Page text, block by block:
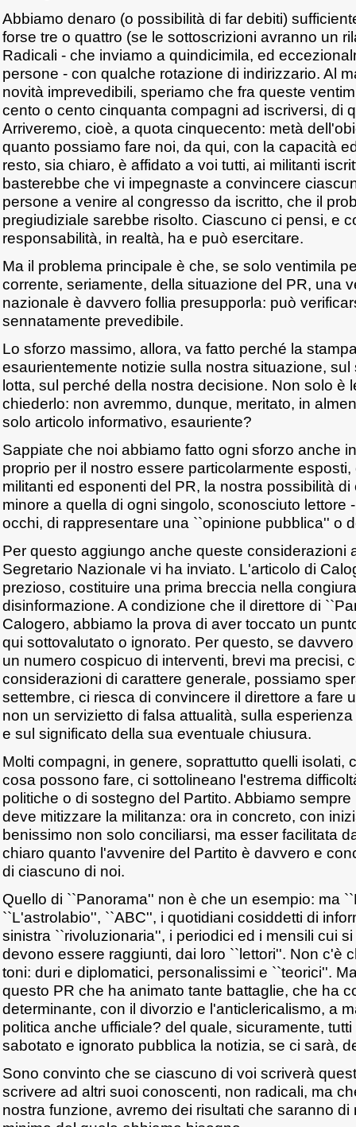
Abbiamo denaro (o possibilità di far debiti)
forse tre o quattro (se le sottoscrizioni avranno un
Radicali - che inviamo a quindicimila, ed
persone - con qualche rotazione di indirizzario. Al
novità imprevedibili, speriamo che fra queste
cento o cento cinquanta compagni ad iscriversi, di
Arriveremo, cioè, a quota cinquecento: metà
quanto possiamo fare noi, da qui, con la capacità
resto, sia chiaro, è affidato a voi tutti, ai militanti
basterebbe che vi impegnaste a convincere
persone a venire al congresso da iscritto, che il
pregiudiziale sarebbe risolto. Ciascuno ci pensi, e
responsabilità, in realtà, ha e può esercitare.
Ma il problema principale è che, se solo ventimila
corrente, seriamente, della situazione del PR, una
nazionale è davvero follia presupporla: può
sennatamente prevedibile.
Lo sforzo massimo, allora, va fatto perché la
esaurientemente notizie sulla nostra situazione,
lotta, sul perché della nostra decisione. Non solo è
chiederlo: non avremmo, dunque, meritato, in
solo articolo informativo, esauriente?
Sappiate che noi abbiamo fatto ogni sforzo anche
proprio per il nostro essere particolarmente
militanti ed esponenti del PR, la nostra possibilità
minore a quella di ogni singolo, sconosciuto lettore
occhi, di rappresentare una ``opinione pubblica'' o
Per questo aggiungo anche queste considerazioni
Segretario Nazionale vi ha inviato. L'articolo di
prezioso, costituire una prima breccia nella
disinformazione. A condizione che il direttore di
Calogero, abbiamo la prova di aver toccato un
qui sottovalutato o ignorato. Per questo, se
un numero cospicuo di interventi, brevi ma precisi,
considerazioni di carattere generale, possiamo
settembre, ci riesca di convincere il direttore a fare
non un servizietto di falsa attualità, sulla
e sul significato della sua eventuale chiusura.
Molti compagni, in genere, soprattutto quelli isolati,
cosa possono fare, ci sottolineano l'estrema
politiche o di sostegno del Partito. Abbiamo
deve mitizzare la militanza: ora in concreto, con
benissimo non solo conciliarsi, ma esser facilitata
chiaro quanto l'avvenire del Partito è davvero e
di ciascuno di noi.
Quello di ``Panorama'' non è che un esempio: ma
``L'astrolabio'', ``ABC'', i quotidiani cosiddetti di
sinistra ``rivoluzionaria'', i periodici ed i mensili cui
devono essere raggiunti, dai loro ``lettori''. Non c'è
toni: duri e diplomatici, personalissimi e ``teorici''.
questo PR che ha animato tante battaglie, che ha
determinante, con il divorzio e l'anticlericalismo, a
politica anche ufficiale? del quale, sicuramente,
sabotato e ignorato pubblica la notizia, se ci sarà,
Sono convinto che se ciascuno di voi scriverà
scrivere ad altri suoi conoscenti, non radicali, ma
nostra funzione, avremo dei risultati che saranno